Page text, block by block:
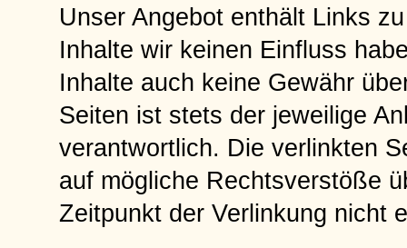
Unser Angebot enthält Links
Inhalte wir keinen Einfluss
Inhalte auch keine Gewähr
Seiten ist stets der jeweilige
verantwortlich. Die verlinkten
auf mögliche Rechtsverstöße
Zeitpunkt der Verlinkung nicht